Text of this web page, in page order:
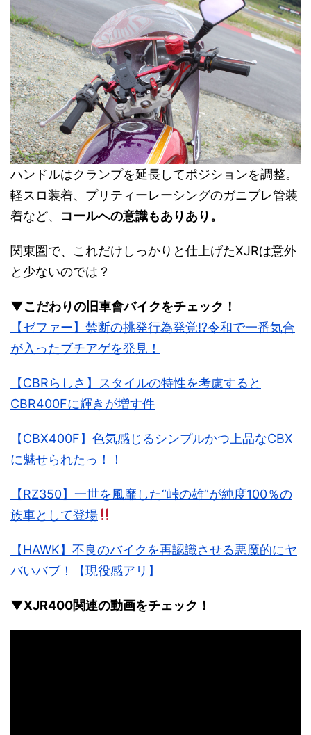
ハンドルはクランプを延長してポジションを調整。
軽スロ装着、プリティーレーシングのガニブレ管装
着など、 コールへの意識もありあり。
関東圏で、これだけしっかりと仕上げたXJRは意外
と少ないのでは？
▼こだわりの旧車會バイクをチェック！
【ゼファー】禁断の挑発行為発覚!?令和で一番気合
が入ったブチアゲを発見！
【CBRらしさ】スタイルの特性を考慮すると
CBR400Fに輝きが増す件
【CBX400F】色気感じるシンプルかつ上品なCBX
に魅せられたっ！！
【RZ350】一世を風靡した“峠の雄”が純度100％の
族車として登場
【HAWK】不良のバイクを再認識させる悪魔的にヤ
バいバブ！【現役感アリ】
▼XJR400関連の動画をチェック！